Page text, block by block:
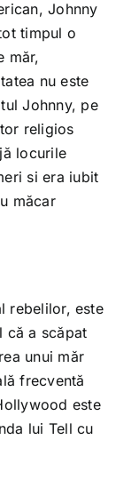
Johnny
timpul o
măr,
nu este
Johnny, pe
religios
locurile
si era iubit
măcar
rebelilor, este
că a scăpat
unui măr
frecventă
este
lui Tell cu